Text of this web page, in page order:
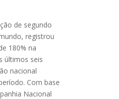
de segundo
registrou
180% na
últimos seis
nacional
Com base
Nacional